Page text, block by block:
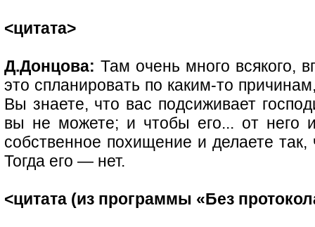
<цитата>
Д.Донцова: Там очень много всякого,
это спланировать по каким-то
Вы знаете, что вас подсиживает
вы не можете; и чтобы его... от него
собственное похищение и делаете
Тогда его — нет.
<цитата (из программы «Без